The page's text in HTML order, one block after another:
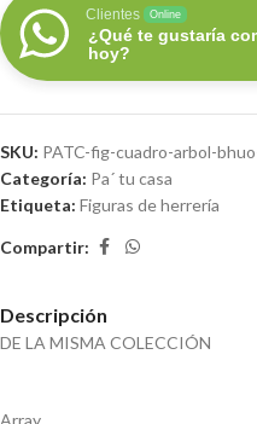
Clientes Online
¿Qué te gustaría
hoy?
SKU: PATC-fig-cuadro-arbol-
Categoría: Pa´ tu casa
Etiqueta: Figuras de herrería
Compartir:
Descripción
DE LA MISMA COLECCIÓN